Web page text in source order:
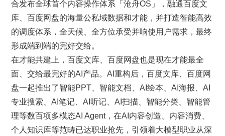
合发布全球首个内容操作体系「沧舟OS」，融通百度文
库、百度网盘的海量公私域数据和才能，并打造智能高效
的调度体系，全天候、全方位承受并响使用户需求，最终
形成端到端的完好交给。
在才能共建上，百度文库、百度网盘也是现在才能最全
面、交给最完好的AI产品。AI重构后，百度文库、百度网
盘一起推出了智能PPT、智能文档、AI绘本、AI海报、AI
专业搜索、AI笔记、AI听记、AI扫描、智能分类、智能管
理等数百项多模态AI Agent，在AI内容创造、内容消费、
个人知识库等范畴已达职业抢先，引领着大模型职业从深